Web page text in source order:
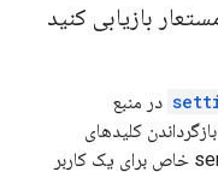
در منبع
کلیدهای
S/MIME خاص برای یک نام مستعار send-as خاص برای یک کاربر